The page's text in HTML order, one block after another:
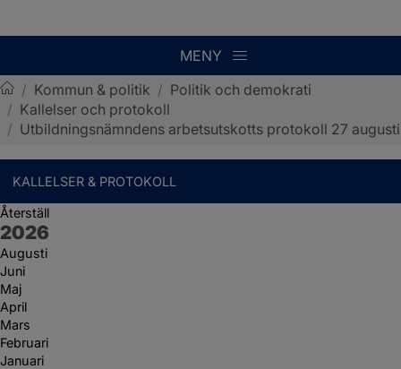
MENY
Sotenäs kommun
/ Kommun & politik / Politik och demokrati
/ Kallelser och protokoll
/ Utbildningsnämndens arbetsutskotts protokoll 27 augusti
KALLELSER & PROTOKOLL
Återställ
År:
2026
Augusti
Juni
Maj
April
Mars
Februari
Januari